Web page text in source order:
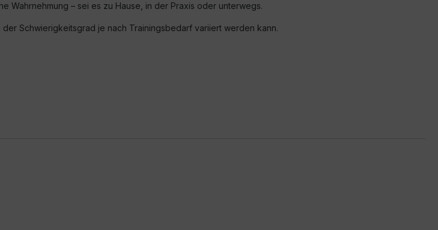
Wahrnehmung – sei es zu Hause, in der Praxis oder unterwegs.
Schwierigkeitsgrad je nach Trainingsbedarf variiert werden kann.